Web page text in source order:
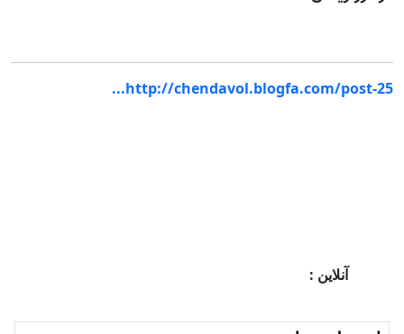
آنلاین :
http://chendavol.blogfa.com/post-25...